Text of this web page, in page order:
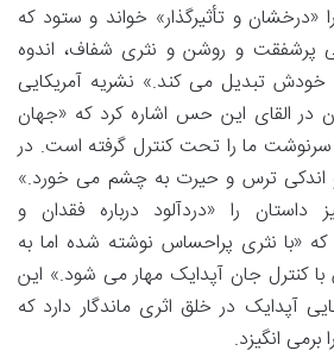
«درخشان و تأثیرگذار» خواند و ستود که
پرشفقت و روشن و نثری شفاف، اندوه
خودش تبدیل می کند.» نشریه آمریکایی
در القای این حس اشاره کرد که «جهان
سرنوشت ما را تحت کنترل گرفته است. در
اندکی ترس و حیرت به چشم می خورد.»
داستان را «دردآلود درباره فقدان و
«با نثری پراحساس نوشته شده اما به
کنترل جان آپدایک مهار می شود.» این
آپدایک در خلق اثری ماندگار دارد که
انگیزد.